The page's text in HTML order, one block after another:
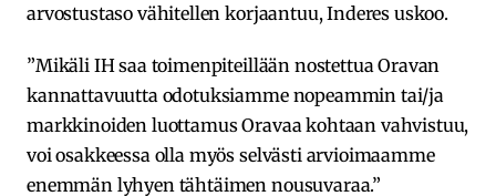
arvostustaso vähitellen korjaantuu, Inderes uskoo.
”Mikäli IH saa toimenpiteillään nostettua Oravan
kannattavuutta odotuksiamme nopeammin tai/ja
markkinoiden luottamus Oravaa kohtaan vahvistuu,
voi osakkeessa olla myös selvästi arvioimaamme
enemmän lyhyen tähtäimen nousuvaraa.”